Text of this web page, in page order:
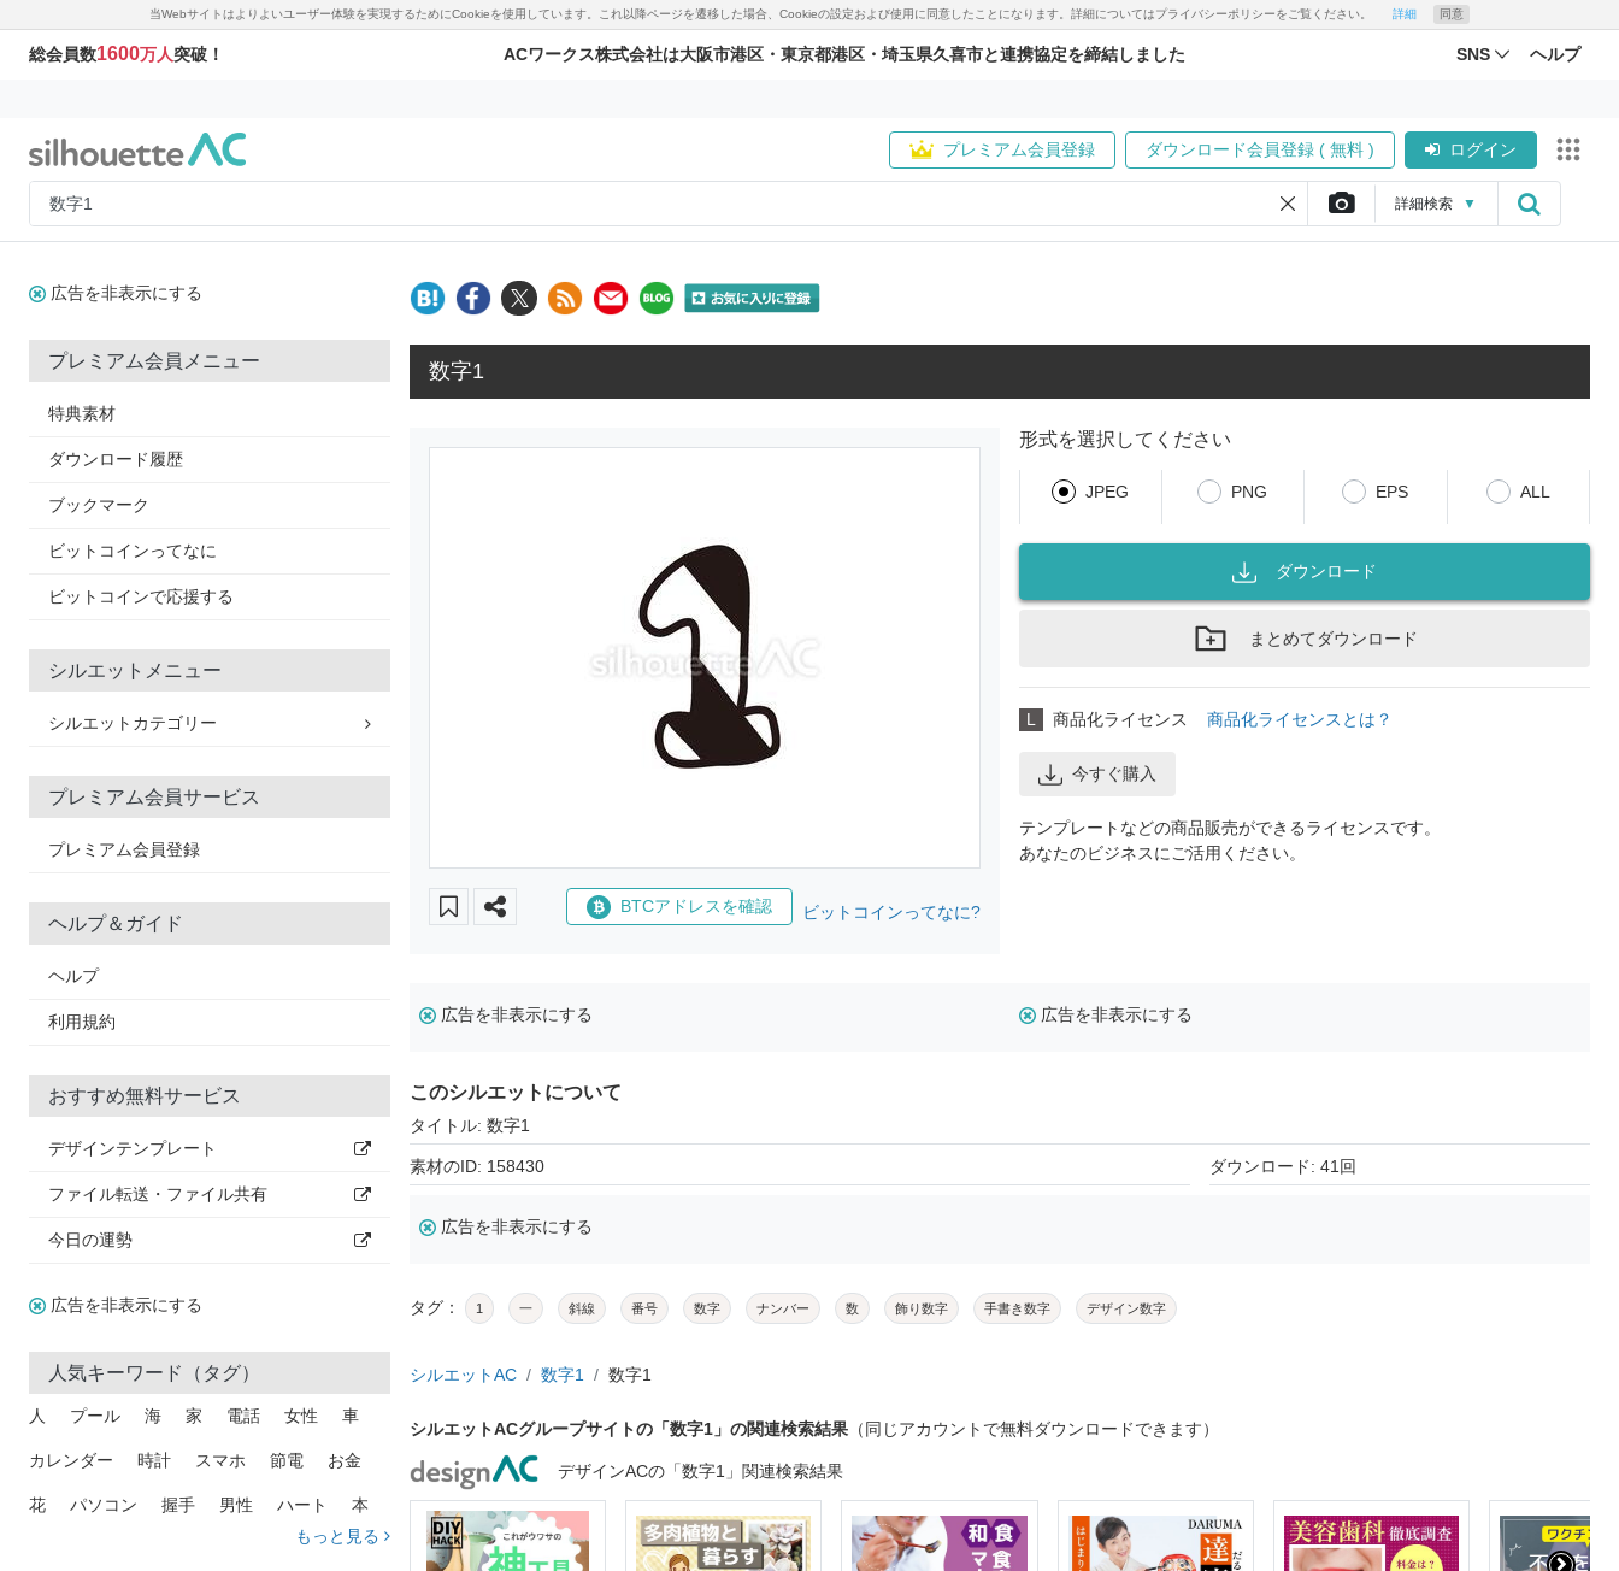
当Webサイトはよりよいユーザー体験を実現するためにCookieを使用しています。これ以降ページを遷移した場合、Cookieの設定および使用に同意したことになります。詳細についてはプライバシーポリシーをご覧ください。 詳細 同意
総会員数1600万人突破！ ACワークス株式会社は大阪市港区・東京都港区・埼玉県久喜市と連携協定を締結しました SNS ヘルプ
プレミアム会員登録 ダウンロード会員登録 ( 無料 ) ログイン
詳細検索 ▼
広告を非表示にする
プレミアム会員メニュー
特典素材
ダウンロード履歴
ブックマーク
ビットコインってなに
ビットコインで応援する
シルエットメニュー
シルエットカテゴリー
プレミアム会員サービス
プレミアム会員登録
ヘルプ＆ガイド
ヘルプ
利用規約
おすすめ無料サービス
デザインテンプレート
ファイル転送・ファイル共有
今日の運勢
広告を非表示にする
人気キーワード（タグ）
人 プール 海 家 電話 女性 車
カレンダー 時計 スマホ 節電 お金
花 パソコン 握手 男性 ハート 本
トラック 木
もっと見る
数字1
BTCアドレスを確認 ビットコインってなに?
形式を選択してください
JPEG PNG EPS ALL
ダウンロード
まとめてダウンロード
L 商品化ライセンス 商品化ライセンスとは？
今すぐ購入
テンプレートなどの商品販売ができるライセンスです。
あなたのビジネスにご活用ください。
広告を非表示にする 広告を非表示にする
このシルエットについて
タイトル: 数字1
素材のID: 158430 ダウンロード: 41回
広告を非表示にする
タグ： 1 一 斜線 番号 数字 ナンバー 数 飾り数字 手書き数字 デザイン数字
シルエットAC 数字1 数字1
シルエットACグループサイトの「数字1」の関連検索結果 （同じアカウントで無料ダウンロードできます）
デザインACの「数字1」関連検索結果